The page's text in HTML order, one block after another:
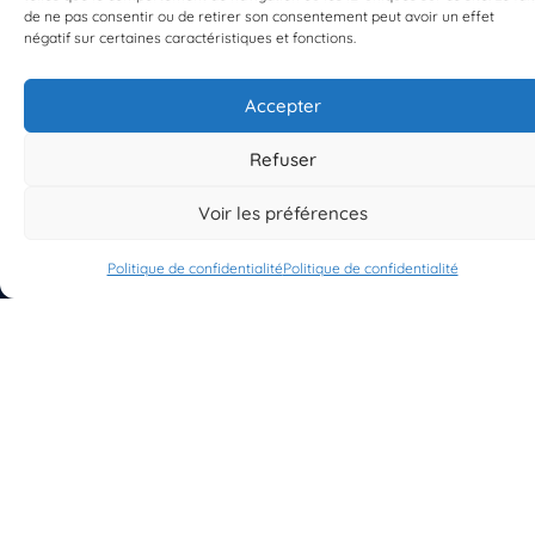
de ne pas consentir ou de retirer son consentement peut avoir un effet
négatif sur certaines caractéristiques et fonctions.
Accepter
Refuser
Voir les préférences
Politique de confidentialitéPolitique de confidentialité
S'INSCRIRE À LA NEWSLETTER